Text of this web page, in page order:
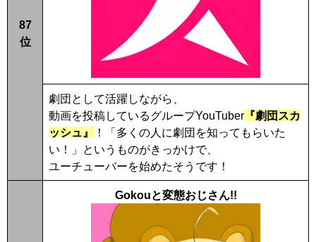
87
位
劇団として活躍しながら、
動画を投稿しているグループYouTuber 『劇団スカ
ッシュ』
！「多くの人に劇団を知ってもらいた
い！」というものがきっかけで、
ユーチューバーを始めたそうです！
Gokouと変態おじさん!!